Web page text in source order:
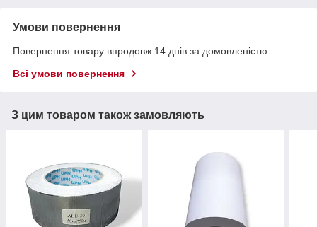
Умови повернення
Повернення товару впродовж 14 днів за домовленістю
Всі умови повернення
З цим товаром також замовляють